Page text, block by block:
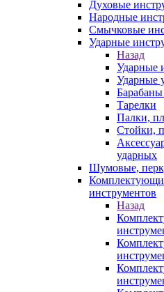
Духовые
Народные
Смычковые
Ударные
Назад
Ударные
Ударные
Тарелки
Палки,
Стойки,
ударных
Шумовые,
инструментов
Назад